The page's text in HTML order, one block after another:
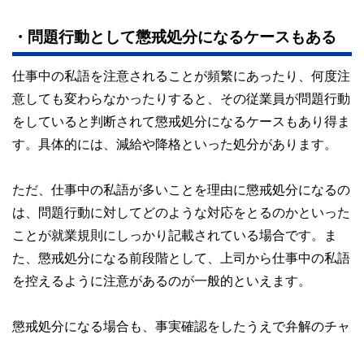
・問題行動として懲戒処分になるケースもある
仕事中の私語を注意されることが頻繁にあったり、何度注
意しても変わらなかったりすると、その従業員が問題行動
をしていると判断されて懲戒処分になるケースもあり得ま
す。具体的には、減給や降格といった処分があります。
ただ、仕事中の私語が多いことを理由に懲戒処分になるの
は、問題行動に対してどのような対応をとるのかといった
ことが就業規則にしっかり記載されている場合です。ま
た、懲戒処分になる前段階として、上司から仕事中の私語
を控えるように注意があるのが一般的といえます。
懲戒処分になる場合も、事実確認をしたうえで弁解のチャ